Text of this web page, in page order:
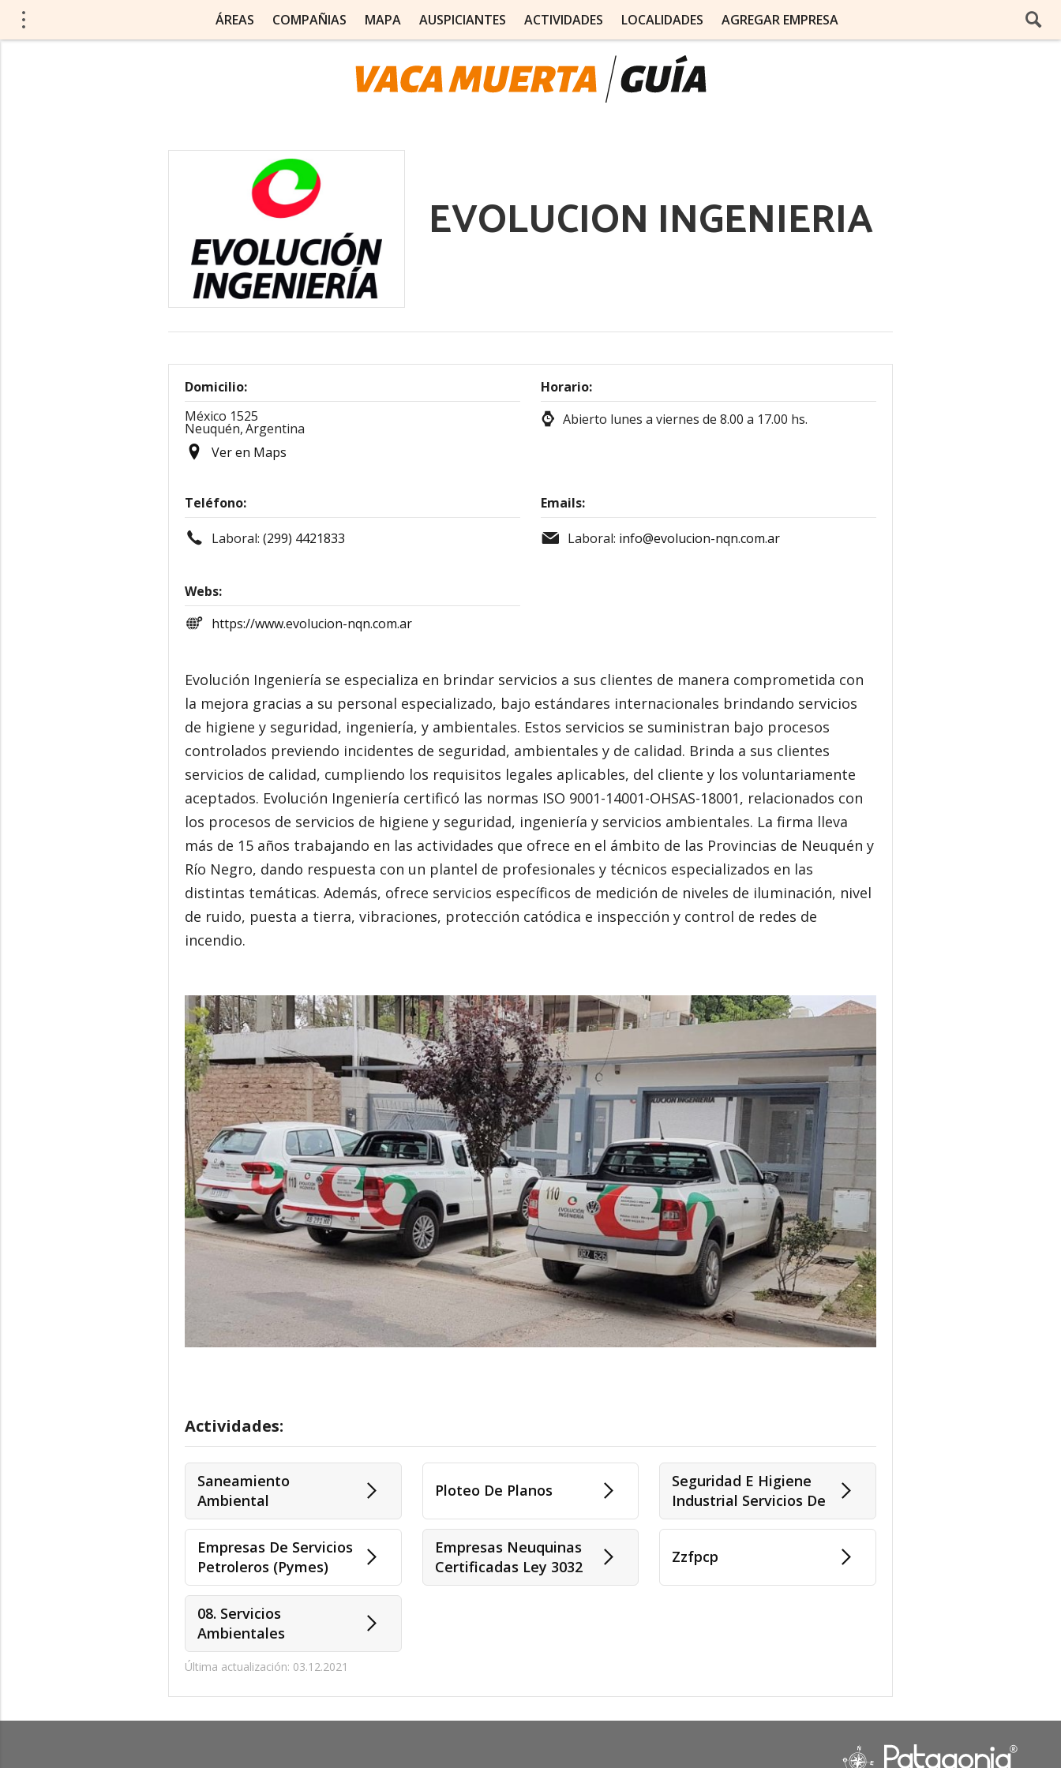
ÁREAS COMPAÑIAS MAPA AUSPICIANTES ACTIVIDADES LOCALIDADES AGREGAR EMPRESA
EVOLUCION INGENIERIA
Domicilio:
México 1525
Neuquén,Argentina
Ver en Maps
Horario:
Abierto lunes a viernes de 8.00 a 17.00 hs.
Teléfono:
Laboral: (299) 4421833
Emails:
Laboral: info@evolucion-nqn.com.ar
Webs:
https://www.evolucion-nqn.com.ar
Evolución Ingeniería se especializa en brindar servicios a sus clientes de manera comprometida con
la mejora gracias a su personal especializado, bajo estándares internacionales brindando servicios
de higiene y seguridad, ingeniería, y ambientales. Estos servicios se suministran bajo procesos
controlados previendo incidentes de seguridad, ambientales y de calidad. Brinda a sus clientes
servicios de calidad, cumpliendo los requisitos legales aplicables, del cliente y los voluntariamente
aceptados. Evolución Ingeniería certificó las normas ISO 9001-14001-OHSAS-18001, relacionados con
los procesos de servicios de higiene y seguridad, ingeniería y servicios ambientales. La firma lleva
más de 15 años trabajando en las actividades que ofrece en el ámbito de las Provincias de Neuquén y
Río Negro, dando respuesta con un plantel de profesionales y técnicos especializados en las
distintas temáticas. Además, ofrece servicios específicos de medición de niveles de iluminación, nivel
de ruido, puesta a tierra, vibraciones, protección catódica e inspección y control de redes de
incendio.
Actividades:
Saneamiento
Ambiental
Ploteo De Planos
Seguridad E Higiene
Industrial Servicios De
Empresas De Servicios
Petroleros (Pymes)
Empresas Neuquinas
Certificadas Ley 3032
Zzfpcp
08. Servicios
Ambientales
Última actualización: 03.12.2021